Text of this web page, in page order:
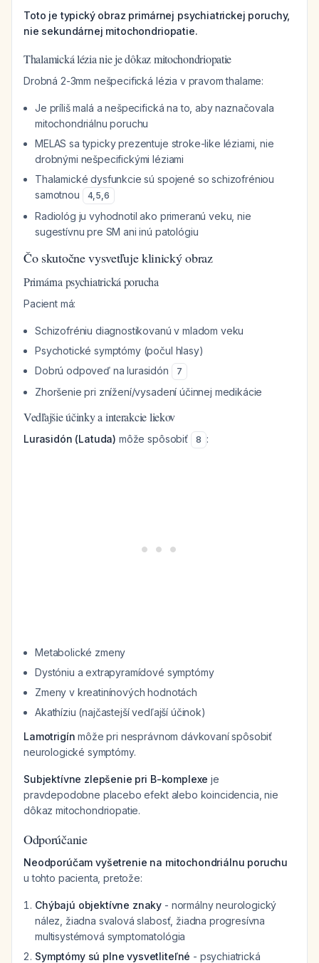
Toto je typický obraz primárnej psychiatrickej poruchy,
nie sekundárnej mitochondriopatie.
Thalamická lézia nie je dôkaz mitochondriopatie
Drobná 2-3mm nešpecifická lézia v pravom thalame:
Je príliš malá a nešpecifická na to, aby naznačovala
mitochondriálnu poruchu
MELAS sa typicky prezentuje stroke-like léziami, nie
drobnými nešpecifickými léziami
Thalamické dysfunkcie sú spojené so schizofréniou
samotnou
4,5,6
Radiológ ju vyhodnotil ako primeranú veku, nie
sugestívnu pre SM ani inú patológiu
Čo skutočne vysvetľuje klinický obraz
Primárna psychiatrická porucha
Pacient má:
Schizofréniu diagnostikovanú v mladom veku
Psychotické symptómy (počul hlasy)
Dobrú odpoveď na lurasidón
7
Zhoršenie pri znížení/vysadení účinnej medikácie
Vedľajšie účinky a interakcie liekov
Lurasidón (Latuda) môže spôsobiť 8 :
Metabolické zmeny
Dystóniu a extrapyramídové symptómy
Zmeny v kreatinínových hodnotách
Akathíziu (najčastejší vedľajší účinok)
Lamotrigín môže pri nesprávnom dávkovaní spôsobiť
neurologické symptómy.
Subjektívne zlepšenie pri B-komplexe je
pravdepodobne placebo efekt alebo koincidencia, nie
dôkaz mitochondriopatie.
Odporúčanie
Neodporúčam vyšetrenie na mitochondriálnu poruchu
u tohto pacienta, pretože:
Chýbajú objektívne znaky - normálny neurologický
nález, žiadna svalová slabosť, žiadna progresívna
multisystémová symptomatológia
Symptómy sú plne vysvetliteľné - psychiatrická